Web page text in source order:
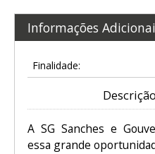
Informações
Finalidade:
A SG Sanches e
essa grande